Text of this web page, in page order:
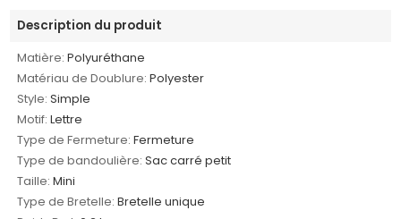
Description du produit
Matière: Polyuréthane
Matériau de Doublure: Polyester
Style: Simple
Motif: Lettre
Type de Fermeture: Fermeture
Type de bandoulière: Sac carré petit
Taille: Mini
Type de Bretelle: Bretelle unique